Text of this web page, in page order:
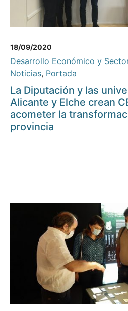
18/09/2020
Desarrollo Económico y
Noticias, Portada
La Diputación y las
Alicante y Elche crean
acometer la
provincia